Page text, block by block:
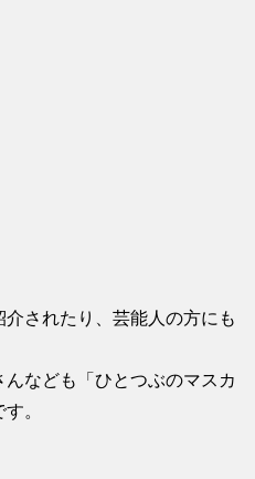
されたり、芸能人の方にも
なども「ひとつぶのマスカ
。